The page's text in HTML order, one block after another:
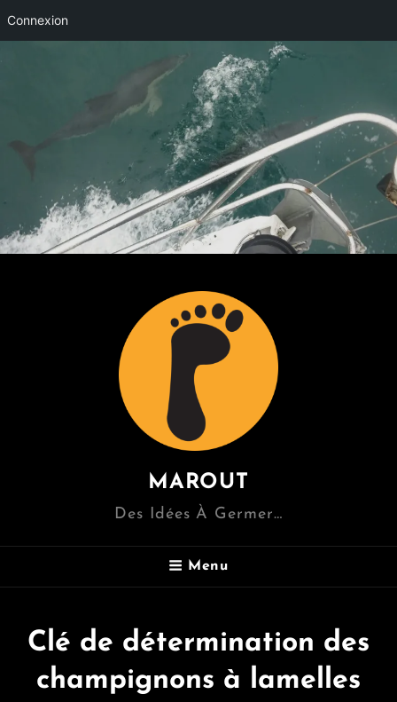
Connexion
MAROUT
Des Idées À Germer…
Menu
Clé de détermination des
champignons à lamelles